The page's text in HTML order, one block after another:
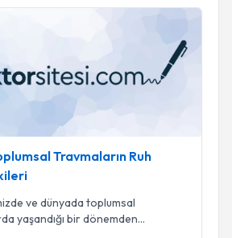
Travmaların Ruh
ve dünyada toplumsal
yaşandığı bir dönemden